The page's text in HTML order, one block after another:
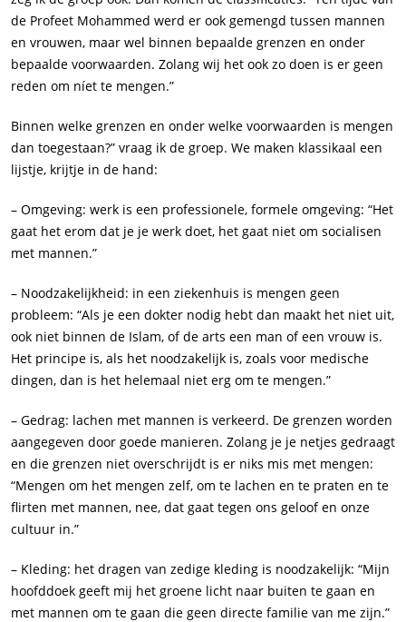
de Profeet Mohammed werd er ook gemengd tussen mannen
en vrouwen, maar wel binnen bepaalde grenzen en onder
bepaalde voorwaarden. Zolang wij het ook zo doen is er geen
reden om níet te mengen.”
Binnen welke grenzen en onder welke voorwaarden is mengen
dan toegestaan?” vraag ik de groep. We maken klassikaal een
lijstje, krijtje in de hand:
– Omgeving: werk is een professionele, formele omgeving: “Het
gaat het erom dat je je werk doet, het gaat niet om socialisen
met mannen.”
– Noodzakelijkheid: in een ziekenhuis is mengen geen
probleem: “Als je een dokter nodig hebt dan maakt het niet uit,
ook niet binnen de Islam, of de arts een man of een vrouw is.
Het principe is, als het noodzakelijk is, zoals voor medische
dingen, dan is het helemaal niet erg om te mengen.”
– Gedrag: lachen met mannen is verkeerd. De grenzen worden
aangegeven door goede manieren. Zolang je je netjes gedraagt
en die grenzen niet overschrijdt is er niks mis met mengen:
“Mengen om het mengen zelf, om te lachen en te praten en te
flirten met mannen, nee, dat gaat tegen ons geloof en onze
cultuur in.”
– Kleding: het dragen van zedige kleding is noodzakelijk: “Mijn
hoofddoek geeft mij het groene licht naar buiten te gaan en
met mannen om te gaan die geen directe familie van me zijn.”